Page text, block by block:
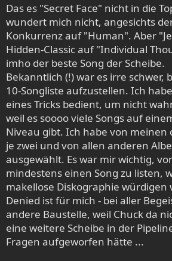
Das es "Secret Face" nicht in die
wundert mich nicht, angesichts
Konkurrenz auf "Human". Aber
Hidden-Classic auf "Individual
imho der beste Song der Scheibe.
Bekanntlich (!) war es irre schwer,
10-Songliste aufzustellen. Ich
eines Tricks bedient, um nicht
weil es soooo viele Songs auf
Niveau gibt. Ich habe von meinen
je zwei und von allen anderen
ausgewählt. Es war mir wichtig,
mindestens einen Song zu listen,
makellose Diskographie würdigen
Denied ist für mich - bei aller
andere Baustelle, weil Chuck da
eine weitere Scheibe in der
Fragen aufgeworfen hätte ...